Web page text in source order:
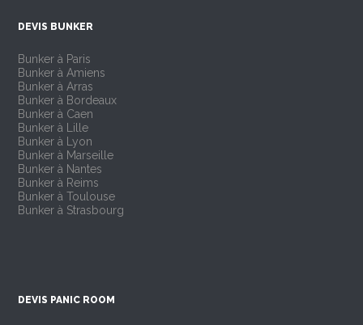
DEVIS BUNKER
Bunker à Paris
Bunker à Amiens
Bunker à Arras
Bunker à Bordeaux
Bunker à Caen
Bunker à Lille
Bunker à Lyon
Bunker à Marseille
Bunker à Nantes
Bunker à Reims
Bunker à Toulouse
Bunker à Strasbourg
DEVIS PANIC ROOM